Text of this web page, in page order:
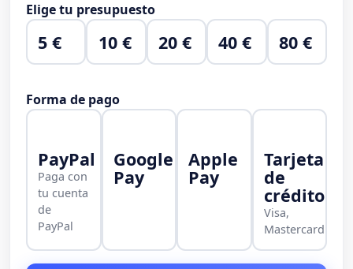
Elige tu presupuesto
5 € 10 € 20 € 40 € 80 €
Forma de pago
PayPal
Paga con
tu cuenta
de
PayPal
Google
Pay
Apple
Pay
Tarjeta
de
crédito
Visa,
Mastercard